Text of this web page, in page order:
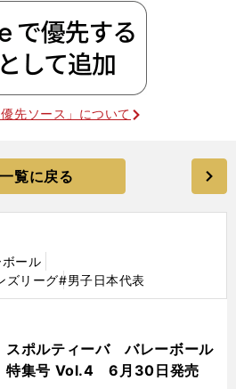
先ソース」について
一覧に戻る
ール
ズリーグ#男子日本代表
スポルティーバ バレーボール
特集号 Vol.4 6月30日発売